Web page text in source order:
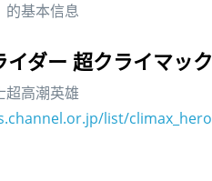
的基本信息
イダー 超クライマッ
超高潮英雄
list/